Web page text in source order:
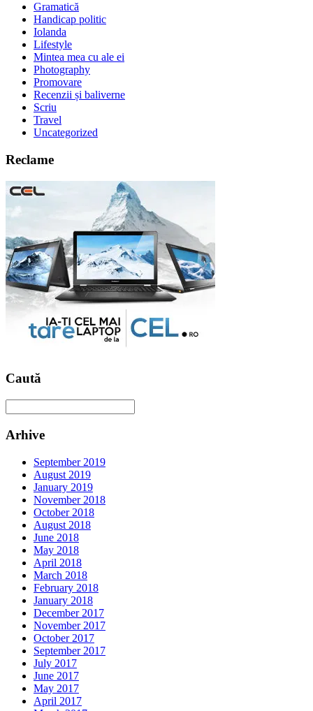
Gramatică
Handicap politic
Iolanda
Lifestyle
Mintea mea cu ale ei
Photography
Promovare
Recenzii și baliverne
Scriu
Travel
Uncategorized
Reclame
Caută
Arhive
September 2019
August 2019
January 2019
November 2018
October 2018
August 2018
June 2018
May 2018
April 2018
March 2018
February 2018
January 2018
December 2017
November 2017
October 2017
September 2017
July 2017
June 2017
May 2017
April 2017